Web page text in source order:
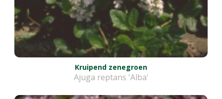
Kruipend zenegroen
Ajuga reptans 'Alba'